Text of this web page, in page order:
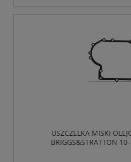
USZCZELKA MISKI
BRIGGS&STRATTON